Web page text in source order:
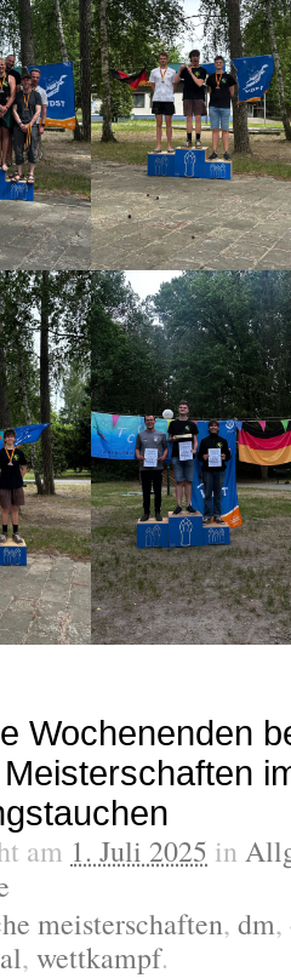
Wochenenden
am 1. Juli 2025 in
meisterschaften, dm,
, wettkampf.